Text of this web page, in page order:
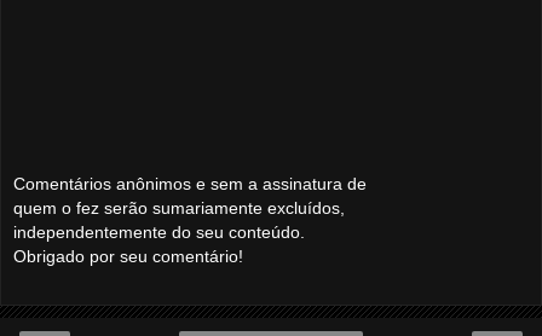
Comentários anônimos e sem a assinatura de
quem o fez serão sumariamente excluídos,
independentemente do seu conteúdo.
Obrigado por seu comentário!